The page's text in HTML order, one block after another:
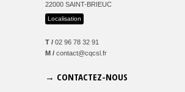
22000 SAINT-BRIEUC
Localisation
T / 02 96 78 32 91
M / contact@cqcsl.fr
→ CONTACTEZ-NOUS